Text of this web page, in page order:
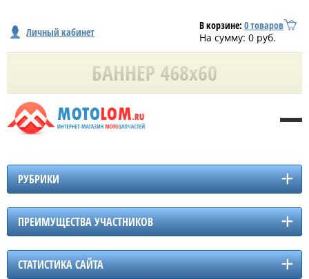
Личный кабинет В корзине: 0товаров
На сумму: 0 руб.
РУБРИКИ
ПРЕИМУЩЕСТВА УЧАСТНИКОВ
СТАТИСТИКА САЙТА